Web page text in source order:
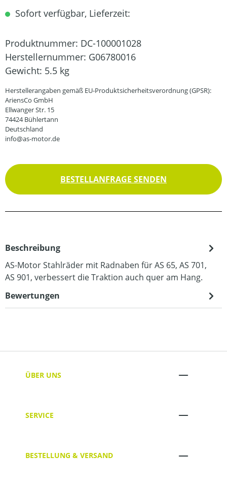
Sofort verfügbar, Lieferzeit:
Produktnummer: DC-100001028
Herstellernummer: G06780016
Gewicht: 5.5 kg
Herstellerangaben gemäß EU-Produktsicherheitsverordnung (GPSR):
AriensCo GmbH
Ellwanger Str. 15
74424 Bühlertann
Deutschland
info@as-motor.de
BESTELLANFRAGE SENDEN
Beschreibung
AS-Motor Stahlräder mit Radnaben für AS 65, AS 701,
AS 901, verbessert die Traktion auch quer am Hang.
Bewertungen
ÜBER UNS
SERVICE
BESTELLUNG & VERSAND